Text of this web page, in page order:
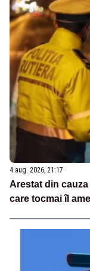
4 aug. 2026, 21:17
Arestat din
care tocmai îl